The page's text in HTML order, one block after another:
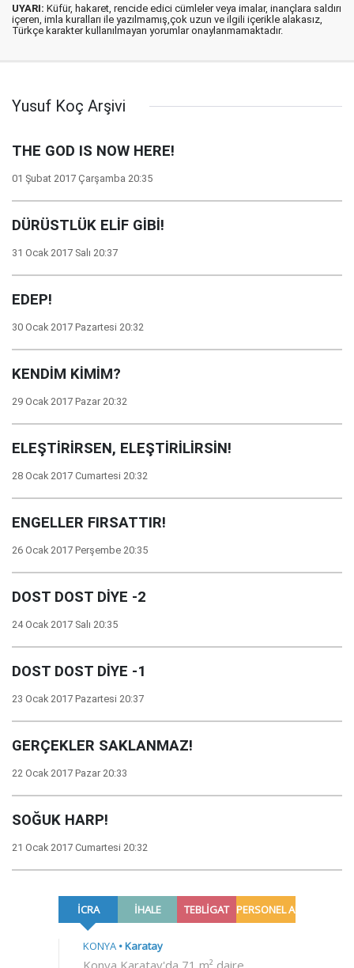
UYARI: Küfür, hakaret, rencide edici cümleler veya imalar, inançlara saldırı
içeren, imla kuralları ile yazılmamış,çok uzun ve ilgili içerikle alakasız,
Türkçe karakter kullanılmayan yorumlar onaylanmamaktadır.
Yusuf Koç Arşivi
THE GOD IS NOW HERE!
01 Şubat 2017 Çarşamba 20:35
DÜRÜSTLÜK ELİF GİBİ!
31 Ocak 2017 Salı 20:37
EDEP!
30 Ocak 2017 Pazartesi 20:32
KENDİM KİMİM?
29 Ocak 2017 Pazar 20:32
ELEŞTİRİRSEN, ELEŞTİRİLİRSİN!
28 Ocak 2017 Cumartesi 20:32
ENGELLER FIRSATTIR!
26 Ocak 2017 Perşembe 20:35
DOST DOST DİYE -2
24 Ocak 2017 Salı 20:35
DOST DOST DİYE -1
23 Ocak 2017 Pazartesi 20:37
GERÇEKLER SAKLANMAZ!
22 Ocak 2017 Pazar 20:33
SOĞUK HARP!
21 Ocak 2017 Cumartesi 20:32